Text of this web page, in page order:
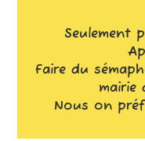
Seulement
Faire du
mairie
Nous on